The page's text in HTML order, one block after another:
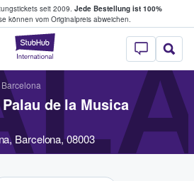
seit 2009. Jede Bestellung ist 100%
können vom Originalpreis abweichen.
StubHub - Wo
& verkaufen
Barcelona
de la Musica
Barcelona, 08003